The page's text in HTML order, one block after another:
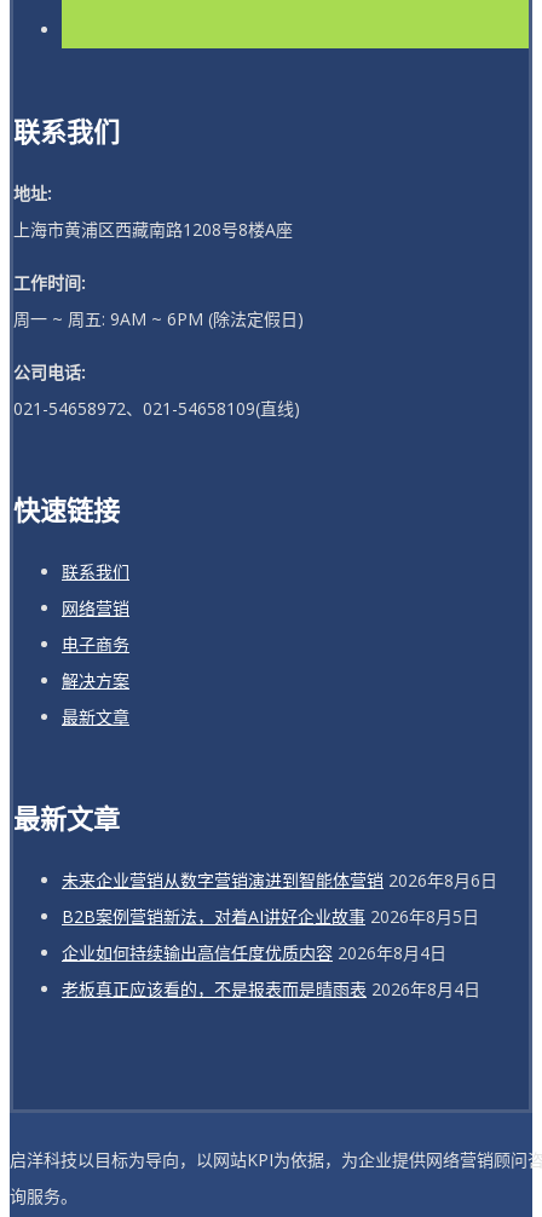
联系我们
地址:
上海市黄浦区西藏南路1208号8楼A座
工作时间:
周一 ~ 周五: 9AM ~ 6PM (除法定假日)
公司电话:
021-54658972、021-54658109(直线)
快速链接
联系我们
网络营销
电子商务
解决方案
最新文章
最新文章
未来企业营销从数字营销演进到智能体营销 2026年8月6日
B2B案例营销新法，对着AI讲好企业故事 2026年8月5日
企业如何持续输出高信任度优质内容 2026年8月4日
老板真正应该看的，不是报表而是晴雨表 2026年8月4日
启洋科技以目标为导向，以网站KPI为依据，为企业提供网络营销顾问
询服务。